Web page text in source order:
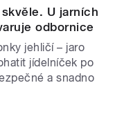
U jarních
odbornice
jehličí – jaro
jídelníček po
a snadno